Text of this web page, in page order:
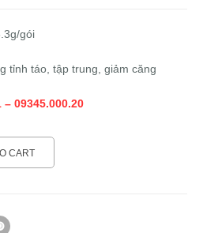
gói
tỉnh táo, tập trung, giảm căng
– 09345.000.20
CART